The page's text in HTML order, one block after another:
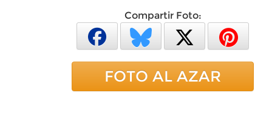
Compartir Foto:
FOTO AL AZAR